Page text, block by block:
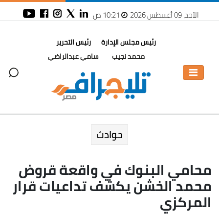
الأحد، 09 أغسطس 2026
رئيس مجلس الإدارة
محمد نجيب
رئيس التحرير
سامي عبدالراضي
حوادث
محامي البنوك في واقعة قروض
محمد الخشن يكشف تداعيات قرار
المركزي